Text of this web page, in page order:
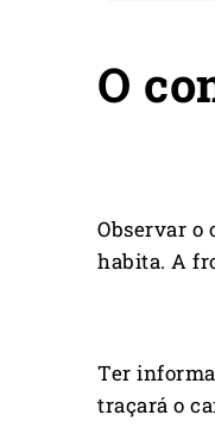
O
Observar o
habita. A
Ter
traçará o